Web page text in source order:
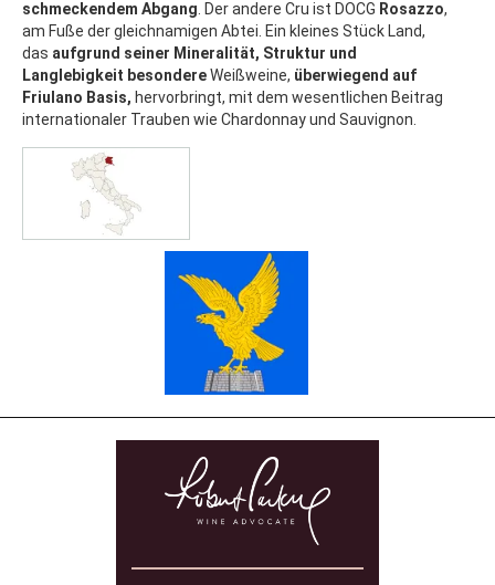
schmeckendem Abgang. Der andere Cru ist DOCG Rosazzo,
am Fuße der gleichnamigen Abtei. Ein kleines Stück Land,
das aufgrund seiner Mineralität, Struktur und
Langlebigkeit besondereWeißweine, überwiegend auf
Friulano Basis, hervorbringt, mit dem wesentlichen Beitrag
internationaler Trauben wie Chardonnay und Sauvignon.